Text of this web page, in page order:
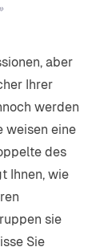
aber
Ihrer
werden
weisen eine
des
Ihnen, wie
sie
Sie